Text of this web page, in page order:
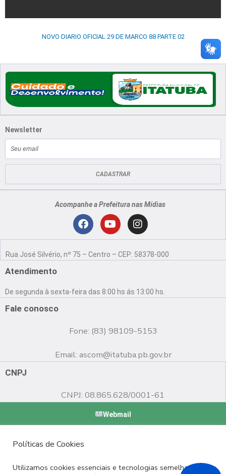
NOVO DIARIO OFICIAL 29 DE MARCO 88 PARTE 02
Newsletter
mail
CADASTRAR
Acompanhe a Prefeitura nas Mídias
F
c
o
o
Y
u
b
e
I
n
s
g
r
Rua José Silvério, nº 75 – Centro – CEP: 58378-000
Atendimento
De segunda à sexta-feira das 8:00 hs ás 13:00 hs.
Fale conosco
Fone: (83) 98109-5153
Email: ascom@itatuba.pb.gov.br
CNPJ
CNPJ: 08.865.628/0001-61
Webmail
Políticas de Cookies
Utilizamos cookies essenciais e tecnologias semelhantes de